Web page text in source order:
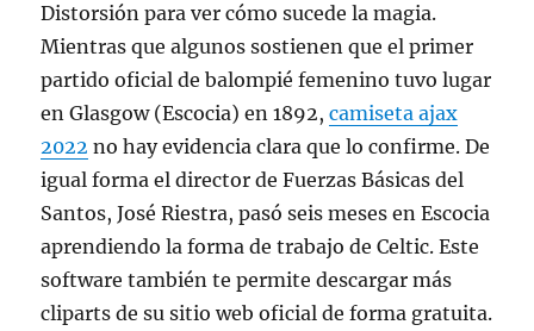
Distorsión para ver cómo sucede la magia.
Mientras que algunos sostienen que el primer
partido oficial de balompié femenino tuvo lugar
en Glasgow (Escocia) en 1892,camiseta ajax
2022 no hay evidencia clara que lo confirme. De
igual forma el director de Fuerzas Básicas del
Santos, José Riestra, pasó seis meses en Escocia
aprendiendo la forma de trabajo de Celtic. Este
software también te permite descargar más
cliparts de su sitio web oficial de forma gratuita.